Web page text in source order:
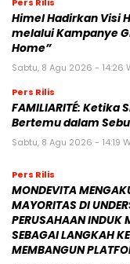
Himel Hadirkan Visi
melalui Kampanye
Home”
Sabtu, 8 Agu 2026 - 14:26
Pers Rilis
FAMILIARITÉ: Ketika
Bertemu dalam
Sabtu, 8 Agu 2026 - 14:19
Pers Rilis
MONDEVITA
MAYORITAS DI
PERUSAHAAN INDUK
SEBAGAI LANGKAH
MEMBANGUN